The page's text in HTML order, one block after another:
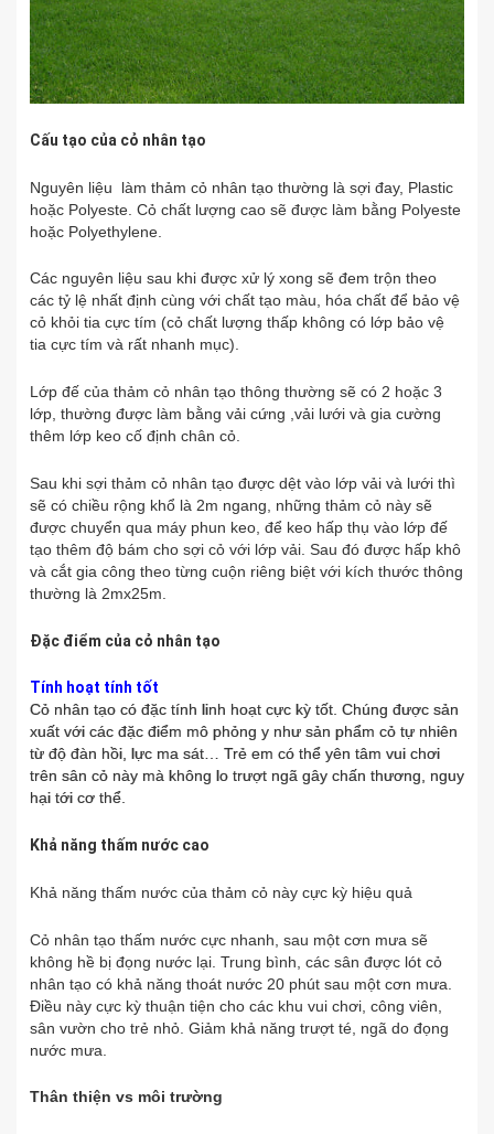
Cấu tạo của cỏ nhân tạo
Nguyên liệu làm thảm cỏ nhân tạo thường là sợi đay, Plastic
hoặc Polyeste. Cỏ chất lượng cao sẽ được làm bằng Polyeste
hoặc Polyethylene.
Các nguyên liệu sau khi được xử lý xong sẽ đem trộn theo
các tỷ lệ nhất định cùng với chất tạo màu, hóa chất để bảo vệ
cỏ khỏi tia cực tím (cỏ chất lượng thấp không có lớp bảo vệ
tia cực tím và rất nhanh mục).
Lớp đế của thảm cỏ nhân tạo thông thường sẽ có 2 hoặc 3
lớp, thường được làm bằng vải cứng ,vải lưới và gia cường
thêm lớp keo cố định chân cỏ.
Sau khi sợi thảm cỏ nhân tạo được dệt vào lớp vải và lưới thì
sẽ có chiều rộng khổ là 2m ngang, những thảm cỏ này sẽ
được chuyển qua máy phun keo, để keo hấp thụ vào lớp đế
tạo thêm độ bám cho sợi cỏ với lớp vải. Sau đó được hấp khô
và cắt gia công theo từng cuộn riêng biệt với kích thước thông
thường là 2mx25m.
Đặc điểm của cỏ nhân tạo
Tính hoạt tính tốt
Cỏ nhân tạo có đặc tính linh hoạt cực kỳ tốt. Chúng được sản
xuất với các đặc điểm mô phỏng y như sản phẩm cỏ tự nhiên
từ độ đàn hồi, lực ma sát… Trẻ em có thể yên tâm vui chơi
trên sân cỏ này mà không lo trượt ngã gây chấn thương, nguy
hại tới cơ thể.
Khả năng thấm nước cao
Khả năng thấm nước của thảm cỏ này cực kỳ hiệu quả
Cỏ nhân tạo thấm nước cực nhanh, sau một cơn mưa sẽ
không hề bị đọng nước lại. Trung bình, các sân được lót cỏ
nhân tạo có khả năng thoát nước 20 phút sau một cơn mưa.
Điều này cực kỳ thuận tiện cho các khu vui chơi, công viên,
sân vườn cho trẻ nhỏ. Giảm khả năng trượt té, ngã do đọng
nước mưa.
Thân thiện vs môi trường